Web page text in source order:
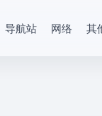
导航站 网络 其